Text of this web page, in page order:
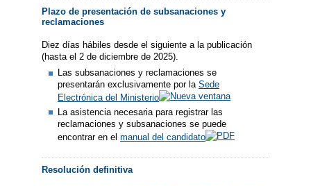
Plazo de presentación de subsanaciones y
reclamaciones
Diez días hábiles desde el siguiente a la publicación
(hasta el 2 de diciembre de 2025).
Las subsanaciones y reclamaciones se
presentarán exclusivamente por laSede
Electrónica del Ministerio
La asistencia necesaria para registrar las
reclamaciones y subsanaciones se puede
encontrar en elmanual del candidato
Resolución definitiva